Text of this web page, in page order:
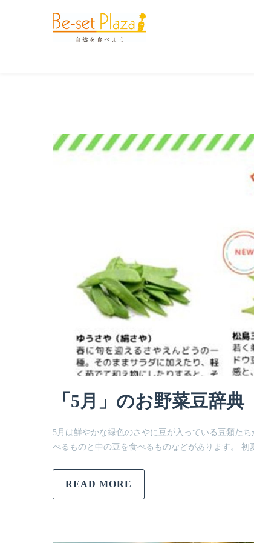
「5月」のお野菜豆辞典
5月は鮮やかな緑色のさやに豆が入っている豆類た
べるものと中の豆を食べるものなどがあります。
READ MORE